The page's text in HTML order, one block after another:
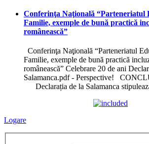
Conferinţa Naţională “Parteneriatul
Familie, exemple de bună practică
românească”
Conferinţa Naţională “Parteneriatul
Familie, exemple de bună practică
românească” Celebrare 20 de ani
Salamanca.pdf - Perspective!
Declarația de la Salamanca
Logare